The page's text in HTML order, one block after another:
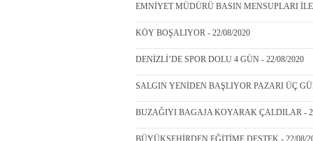
EMNİYET MÜDÜRÜ BASIN MENSUPLARI
KÖY BOŞALIYOR - 22/08/2020
DENİZLİ’DE SPOR DOLU 4 GÜN - 22/08/2020
SALGIN YENİDEN BAŞLIYOR PAZARI ÜÇ
BUZAĞIYI BAGAJA KOYARAK ÇALDILAR -
BÜYÜKŞEHİRDEN EĞİTİME DESTEK - 22/08/